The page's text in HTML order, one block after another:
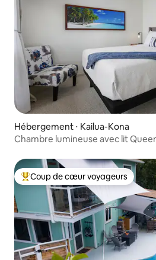
Hébergement ⋅ Kailua-Kona
Chambre lumineuse avec lit
Coups de cœur voyageurs les plus
Coup de cœur voyageurs